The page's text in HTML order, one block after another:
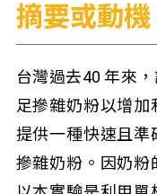
摘要或動機
台灣過去40 年來
足摻雜奶粉以增
提供一種快速且準
摻雜奶粉。因奶粉